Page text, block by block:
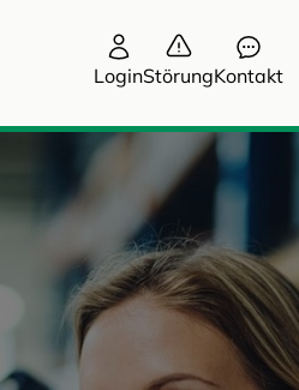
LoginStörungKontakt